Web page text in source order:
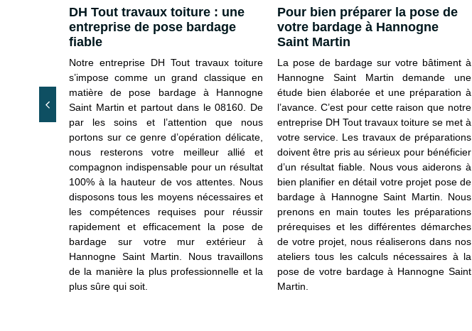
environs.
en
DH Tout travaux toiture : une
entreprise de pose bardage
fiable
Notre entreprise DH Tout travaux toiture
s’impose comme un grand classique en
matière de pose bardage à Hannogne
Saint Martin et partout dans le 08160. De
par les soins et l’attention que nous
portons sur ce genre d’opération délicate,
nous resterons votre meilleur allié et
compagnon indispensable pour un résultat
100% à la hauteur de vos attentes. Nous
disposons tous les moyens nécessaires et
les compétences requises pour réussir
rapidement et efficacement la pose de
bardage sur votre mur extérieur à
Hannogne Saint Martin. Nous travaillons
de la manière la plus professionnelle et la
plus sûre qui soit.
Pour bien préparer la pose de
votre bardage à Hannogne
Saint Martin
La pose de bardage sur votre bâtiment à
Hannogne Saint Martin demande une
étude bien élaborée et une préparation à
l’avance. C’est pour cette raison que notre
entreprise DH Tout travaux toiture se met à
votre service. Les travaux de préparations
doivent être pris au sérieux pour bénéficier
d’un résultat fiable. Nous vous aiderons à
bien planifier en détail votre projet pose de
bardage à Hannogne Saint Martin. Nous
prenons en main toutes les préparations
prérequises et les différentes démarches
de votre projet, nous réaliserons dans nos
ateliers tous les calculs nécessaires à la
pose de votre bardage à Hannogne Saint
Martin.